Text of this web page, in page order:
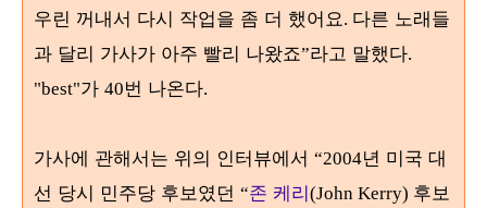
우린 꺼내서 다시 작업을 좀 더 했어요. 다른 노래들
과 달리 가사가 아주 빨리 나왔죠”라고 말했다.
"best"가 40번 나온다.
가사에 관해서는 위의 인터뷰에서 “2004년 미국 대
선 당시 민주당 후보였던 “존 케리(John Kerry) 후보